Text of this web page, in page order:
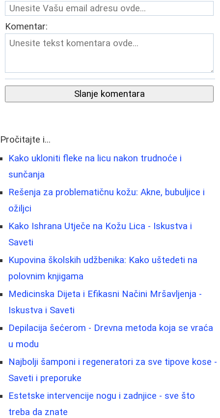
Komentar:
Slanje komentara
Pročitajte i...
Kako ukloniti fleke na licu nakon trudnoće i
sunčanja
Rešenja za problematičnu kožu: Akne, bubuljice i
ožiljci
Kako Ishrana Utječe na Kožu Lica - Iskustva i
Saveti
Kupovina školskih udžbenika: Kako uštedeti na
polovnim knjigama
Medicinska Dijeta i Efikasni Načini Mršavljenja -
Iskustva i Saveti
Depilacija šećerom - Drevna metoda koja se vraća
u modu
Najbolji šamponi i regeneratori za sve tipove kose -
Saveti i preporuke
Estetske intervencije nogu i zadnjice - sve što
treba da znate